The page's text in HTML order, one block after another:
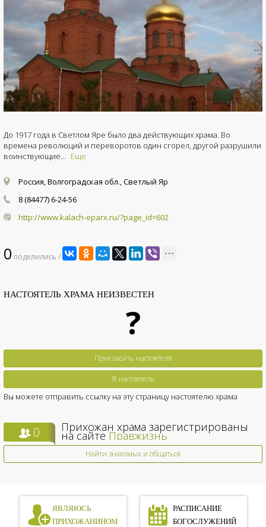
До 1917 года в Светлом Яре было два действующих храма. Во
времена революций и переворотов один сгорел, другой разрушили
воинствующие... Еще
Россия, Волгоградская обл., Светлый Яр
8 (84477) 6-24-56
http://www.kalach-eparx.ru/?page_id=602
0 поделились /
НАСТОЯТЕЛЬ ХРАМА НЕИЗВЕСТЕН
?
Пригласить настоятеля
Я настоятель
Вы можете отправить ссылку на эту страницу настоятелю храма
0 Прихожан храма зарегистрированы
на сайте Правжизнь
Найти знакомых и общаться
ЯВЛЯЮСЬ
ПРИХОЖАНИНОМ
РАСПИСАНИЕ
БОГОСЛУЖЕНИЙ